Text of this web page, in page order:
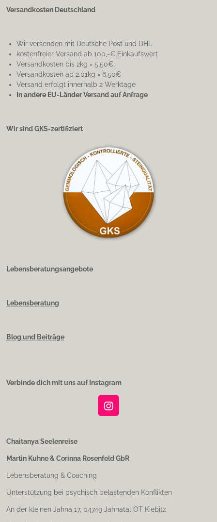
Versandkosten Deutschland
Wir versenden mit Deutsche Post und DHL
kostenfreier Versand ab 100,-€ Einkaufswert
Versandkosten bis 2kg = 5,50€,
Versandkosten ab 2.01kg = 6,50€
Versand erfolgt innerhalb 2 Werktage
In andere EU-Länder Versand auf Anfrage
Wir sind GKS-zertifiziert
Lebensberatungsangebote
Lebensberatung
Blog und Beiträge
Verbinde dich mit uns auf Instagram
I
g
m
Chaitanya Seelenreise
Martin Kuhne & Corinna Rosenfeld GbR
Lebensberatung & Coaching
Unterstützung bei psychisch belastenden Konflikten
An der kleinen Jahna 17, 04749 Jahnatal OT Kiebitz